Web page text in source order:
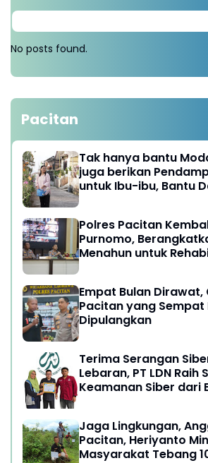
No posts found.
Pacitan
Tak hanya bantu
juga berikan
untuk Ibu-ibu, Bantu
Polres Pacitan
Purnomo,
Menahun untuk
Empat Bulan Dirawat,
Pacitan yang Sempat
Dipulangkan
Terima Serangan
Lebaran, PT LDN Raih
Keamanan Siber dari
Jaga Lingkungan,
Pacitan, Heriyanto
Masyarakat Tebang